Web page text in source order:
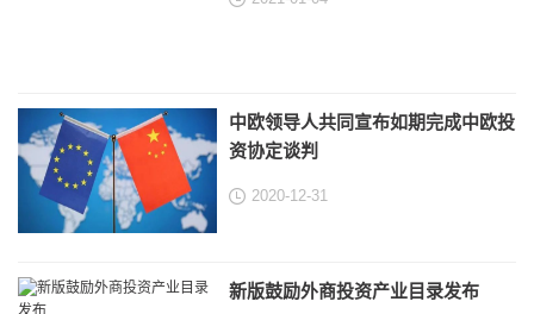
中欧领导人共同宣布如期完成中欧投
资协定谈判
2020-12-31
新版鼓励外商投资产业目录发布